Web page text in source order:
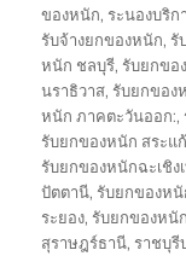
ของหนัก,ระนองบริ
รับจ้างยกของหนัก,รั
หนัก ชลบุรี,รับยกขอ
นราธิวาส,รับยกของ
หนัก ภาคตะวันออก:,
รับยกของหนัก สระแ
รับยกของหนักฉะเชิง
ปัตตานี,รับยกของห
ระยอง,รับยกของหนั
สุราษฎร์ธานี,ราชบุรี